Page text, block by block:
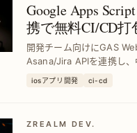
Google Apps
携で無料CI/CD
を実現
開発チーム向けにGAS
Asana/Jira APIを連携し
を自動化し、効率的なCI/
iosアプリ開発 ci-cd
ZREALM DEV.